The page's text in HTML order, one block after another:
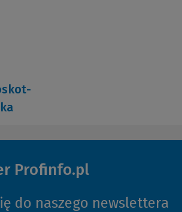
Profinfo.pl
do naszego newslettera